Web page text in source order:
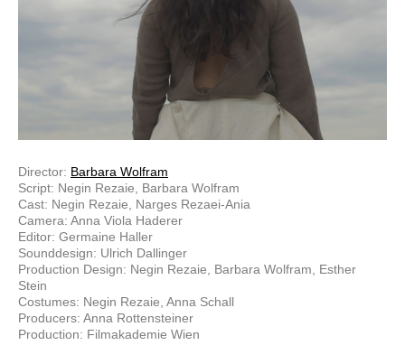
Director: Barbara Wolfram
Script: Negin Rezaie, Barbara Wolfram
Cast: Negin Rezaie, Narges Rezaei-Ania
Camera: Anna Viola Haderer
Editor: Germaine Haller
Sounddesign: Ulrich Dallinger
Production Design: Negin Rezaie, Barbara Wolfram, Esther
Stein
Costumes: Negin Rezaie, Anna Schall
Producers: Anna Rottensteiner
Production: Filmakademie Wien